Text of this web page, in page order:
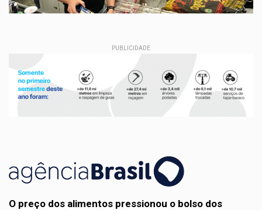
PUBLICIDADE
O preço dos alimentos pressionou o bolso dos